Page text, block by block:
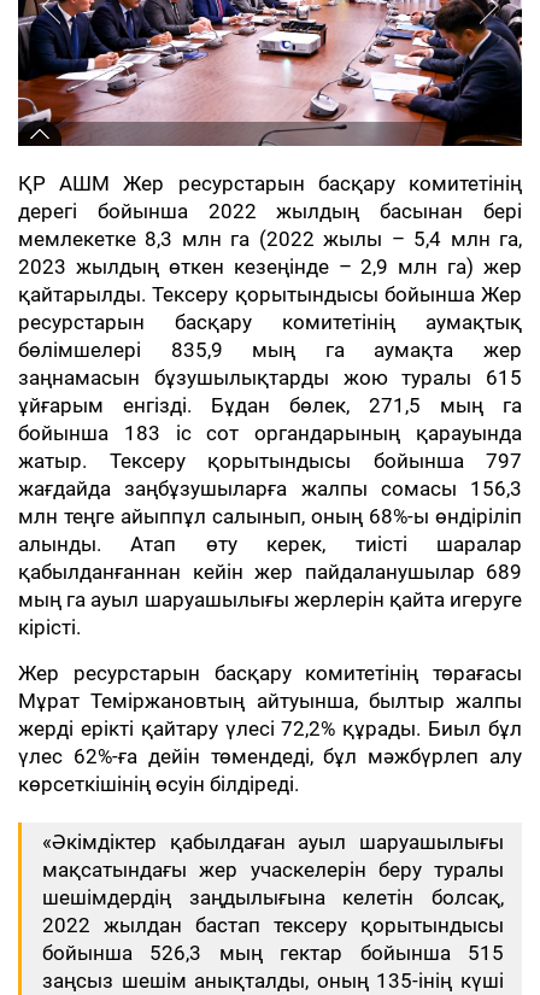
ҚР АШМ Жер ресурстарын басқару комитетінің
дерегі бойынша 2022 жылдың басынан бері
мемлекетке 8,3 млн га (2022 жылы – 5,4 млн га,
2023 жылдың өткен кезеңінде – 2,9 млн га) жер
қайтарылды. Тексеру қорытындысы бойынша Жер
ресурстарын басқару комитетінің аумақтық
бөлімшелері 835,9 мың га аумақта жер
заңнамасын бұзушылықтарды жою туралы 615
ұйғарым енгізді. Бұдан бөлек, 271,5 мың га
бойынша 183 іс сот органдарының қарауында
жатыр. Тексеру қорытындысы бойынша 797
жағдайда заңбұзушыларға жалпы сомасы 156,3
млн теңге айыппұл салынып, оның 68%-ы өндіріліп
алынды. Атап өту керек, тиісті шаралар
қабылданғаннан кейін жер пайдаланушылар 689
мың га ауыл шаруашылығы жерлерін қайта игеруге
кірісті.
Жер ресурстарын басқару комитетінің төрағасы
Мұрат Теміржановтың айтуынша, былтыр жалпы
жерді ерікті қайтару үлесі 72,2% құрады. Биыл бұл
үлес 62%-ға дейін төмендеді, бұл мәжбүрлеп алу
көрсеткішінің өсуін білдіреді.
«Әкімдіктер қабылдаған ауыл шаруашылығы
мақсатындағы жер учаскелерін беру туралы
шешімдердің заңдылығына келетін болсақ,
2022 жылдан бастап тексеру қорытындысы
бойынша 526,3 мың гектар бойынша 515
заңсыз шешім анықталды, оның 135-інің күші